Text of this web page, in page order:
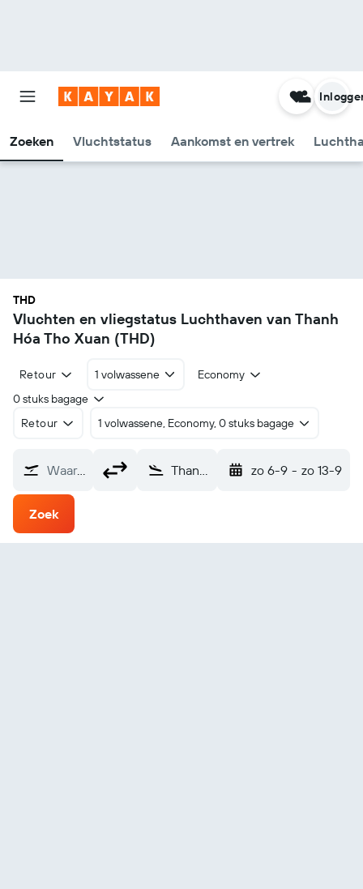
Zoeken Vluchtstatus Aankomst en vertrek
THD
Vluchten en vliegstatus Luchthaven van Thanh
Hóa Tho Xuan (THD)
Retour 1 volwassene
Economy
0 stuks bagage
Retour
1 volwassene, Economy, 0 stuks bagage
Waarvandaan? Thanh Hóa Tho Xuan (THD) zo 6-9 - zo 13-9
Zoek